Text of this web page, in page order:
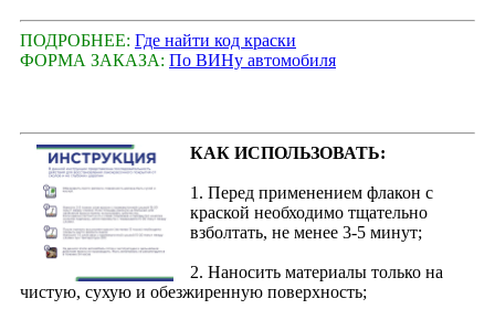
ПОДРОБНЕЕ: Где найти код краски
ФОРМА ЗАКАЗА: По ВИНу автомобиля
КАК ИСПОЛЬЗОВАТЬ:
1. Перед применением флакон с
краской необходимо тщательно
взболтать, не менее 3-5 минут;
2. Наносить материалы только на
чистую, сухую и обезжиренную поверхность;